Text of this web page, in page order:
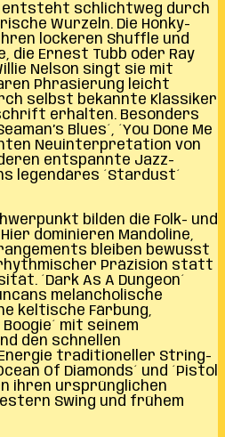
schlichtweg durch
Wurzeln. Die Honky-
lockeren Shuffle und
die Ernest Tubb oder Ray
Nelson singt sie mit
Phrasierung leicht
selbst bekannte Klassiker
erhalten. Besonders
Blues´, ´You Done Me
Neuinterpretation von
deren entspannte Jazz-
legendäres ´Stardust´
bilden die Folk- und
dominieren Mandoline,
bleiben bewusst
Präzision statt
´Dark As A Dungeon´
melancholische
keltische Färbung,
mit seinem
den schnellen
traditioneller String-
Of Diamonds´ und ´Pistol
ihren ursprünglichen
Swing und frühem